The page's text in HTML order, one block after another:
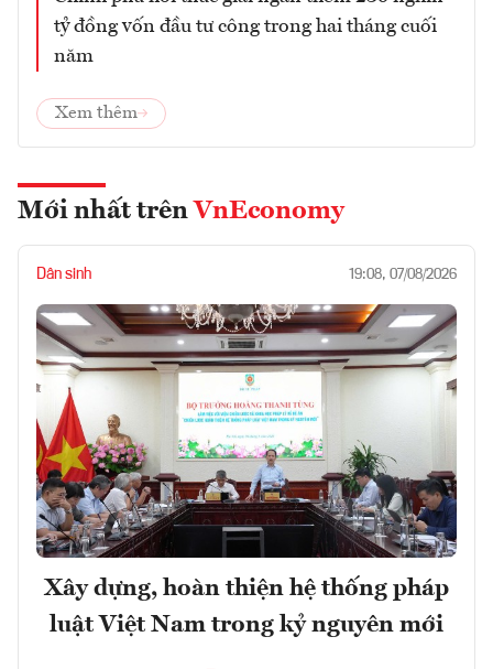
tỷ đồng vốn đầu tư công trong hai tháng cuối
năm
Xem thêm
Mới nhất trên VnEconomy
Dân sinh 19:08, 07/08/2026
Xây dựng, hoàn thiện hệ thống pháp
luật Việt Nam trong kỷ nguyên mới